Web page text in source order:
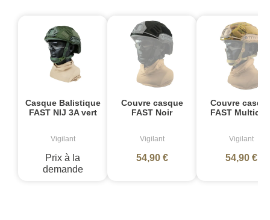
Casque Balistique
FAST NIJ 3A vert
Vigilant
Prix à la
demande
Couvre casque
FAST Noir
Vigilant
54,90 €
Couvre
FAST
Vigilant
54,90 €